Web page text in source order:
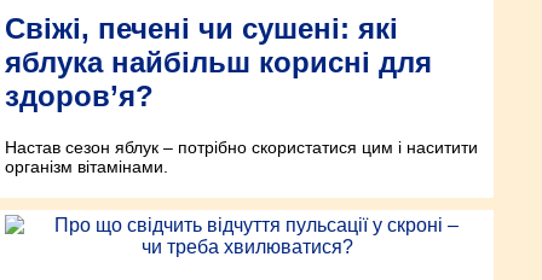
Свіжі, печені чи сушені: які
яблука найбільш корисні для
здоров’я?
Настав сезон яблук – потрібно скористатися цим і наситити
організм вітамінами.